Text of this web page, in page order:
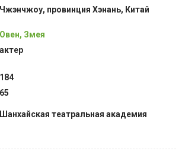
Чжэнчжоу, провинция Хэнань, Китай
Овен, Змея
актер
184
65
Шанхайская театральная академия